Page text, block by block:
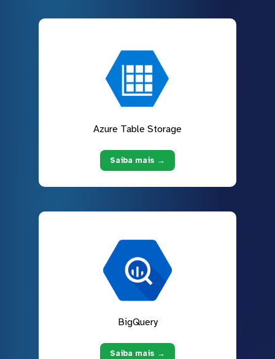
Azure Table Storage
Saiba mais →
BigQuery
Saiba mais →